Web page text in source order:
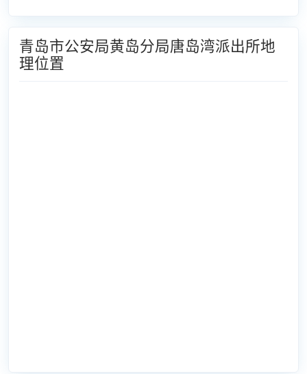
青岛市公安局黄岛分局唐岛湾派出所地
理位置